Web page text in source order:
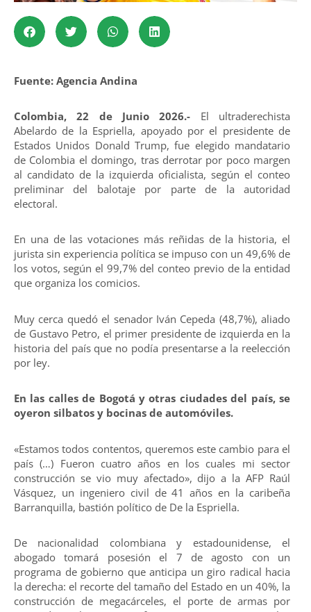
Fuente: Agencia Andina
Colombia, 22 de Junio 2026.- El ultraderechista
Abelardo de la Espriella, apoyado por el presidente de
Estados Unidos Donald Trump, fue elegido mandatario
de Colombia el domingo, tras derrotar por poco margen
al candidato de la izquierda oficialista, según el conteo
preliminar del balotaje por parte de la autoridad
electoral.
En una de las votaciones más reñidas de la historia, el
jurista sin experiencia política se impuso con un 49,6% de
los votos, según el 99,7% del conteo previo de la entidad
que organiza los comicios.
Muy cerca quedó el senador Iván Cepeda (48,7%), aliado
de Gustavo Petro, el primer presidente de izquierda en la
historia del país que no podía presentarse a la reelección
por ley.
En las calles de Bogotá y otras ciudades del país, se
oyeron silbatos y bocinas de automóviles.
«Estamos todos contentos, queremos este cambio para el
país (…) Fueron cuatro años en los cuales mi sector
construcción se vio muy afectado», dijo a la AFP Raúl
Vásquez, un ingeniero civil de 41 años en la caribeña
Barranquilla, bastión político de De la Espriella.
De nacionalidad colombiana y estadounidense, el
abogado tomará posesión el 7 de agosto con un
programa de gobierno que anticipa un giro radical hacia
la derecha: el recorte del tamaño del Estado en un 40%, la
construcción de megacárceles, el porte de armas por